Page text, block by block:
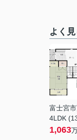
よく
富士宮
4LDK
1,063